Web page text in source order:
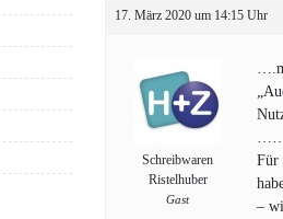
17. März 2020 um 14:15 Uhr
Schreibwaren
Ristelhuber
Gast
Für
–